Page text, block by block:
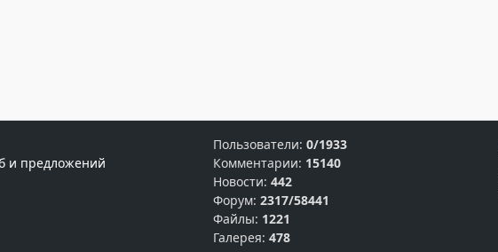
и предложений
Пользователи: 0/1933
Комментарии: 15140
Новости: 442
Форум: 2317/58441
Файлы: 1221
Галерея: 478